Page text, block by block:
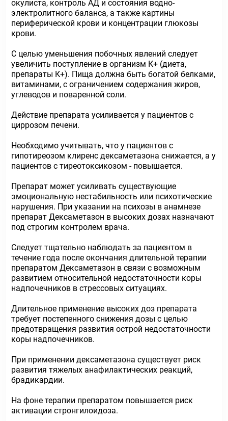
окулиста, контроль АД и состояния водно-
электролитного баланса, а также картины
периферической крови и концентрации глюкозы
крови.
С целью уменьшения побочных явлений следует
увеличить поступление в организм К+ (диета,
препараты К+). Пища должна быть богатой белками,
витаминами, с ограничением содержания жиров,
углеводов и поваренной соли.
Действие препарата усиливается у пациентов с
циррозом печени.
Необходимо учитывать, что у пациентов с
гипотиреозом клиренс дексаметазона снижается, а у
пациентов с тиреотоксикозом - повышается.
Препарат может усиливать существующие
эмоциональную нестабильность или психотические
нарушения. При указании на психозы в анамнезе
препарат Дексаметазон в высоких дозах назначают
под строгим контролем врача.
Следует тщательно наблюдать за пациентом в
течение года после окончания длительной терапии
препаратом Дексаметазон в связи с возможным
развитием относительной недостаточности коры
надпочечников в стрессовых ситуациях.
Длительное применение высоких доз препарата
требует постепенного снижения дозы с целью
предотвращения развития острой недостаточности
коры надпочечников.
При применении дексаметазона существует риск
развития тяжелых анафилактических реакций,
брадикардии.
На фоне терапии препаратом повышается риск
активации стронгилоидоза.